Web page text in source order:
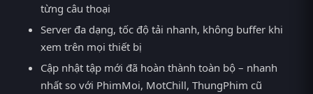
từng câu thoại
Server đa dạng, tốc độ tải nhanh, không buffer khi
xem trên mọi thiết bị
Cập nhật tập mới đã hoàn thành toàn bộ – nhanh
nhất so với PhimMoi, MotChill, ThungPhim cũ